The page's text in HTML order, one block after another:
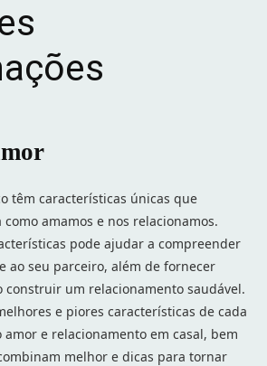
têm características únicas que
amamos e nos relacionamos.
pode ajudar a compreender
ao seu parceiro, além de fornecer
construir um relacionamento saudável.
e piores características de cada
amor e relacionamento em casal, bem
melhor e dicas para tornar